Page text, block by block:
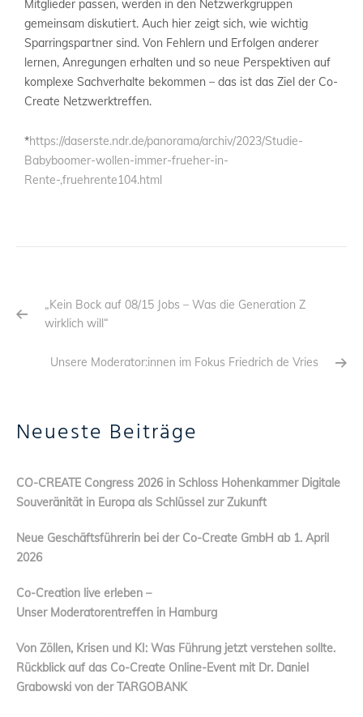
Mitglieder passen, werden in den Netzwerkgruppen
gemeinsam diskutiert. Auch hier zeigt sich, wie wichtig
Sparringspartner sind. Von Fehlern und Erfolgen anderer
lernen, Anregungen erhalten und so neue Perspektiven auf
komplexe Sachverhalte bekommen – das ist das Ziel der Co-
Create Netzwerktreffen.
*https://daserste.ndr.de/panorama/archiv/2023/Studie-
Babyboomer-wollen-immer-frueher-in-
Rente-,fruehrente104.html
„Kein Bock auf 08/15 Jobs – Was die Generation Z
wirklich will“
Unsere Moderator:innen im Fokus Friedrich de Vries
Neueste Beiträge
CO-CREATE Congress 2026 in Schloss Hohenkammer Digitale
Souveränität in Europa als Schlüssel zur Zukunft
Neue Geschäftsführerin bei der Co-Create GmbH ab 1. April
2026
Co-Creation live erleben –
Unser Moderatorentreffen in Hamburg
Von Zöllen, Krisen und KI: Was Führung jetzt verstehen sollte.
Rückblick auf das Co-Create Online-Event mit Dr. Daniel
Grabowski von der TARGOBANK